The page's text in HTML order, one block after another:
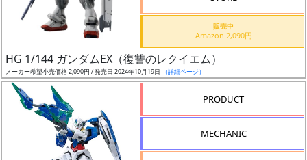
割
引
販売中
Amazon 2,090円
HG 1/144 ガンダムEX（復讐のレクイエム）
メーカー希望小売価格 2,090円 / 発売日 2024年10月19日 （詳細ページ）
PRODUCT
MECHANIC